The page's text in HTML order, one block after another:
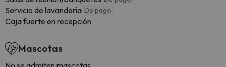
Servicio de lavandería De pago
Caja fuerte en recepción
Mascotas